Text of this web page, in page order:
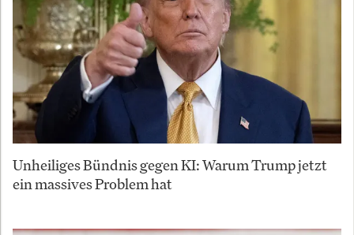
Unheiliges Bündnis gegen KI: Warum Trump jetzt
ein massives Problem hat